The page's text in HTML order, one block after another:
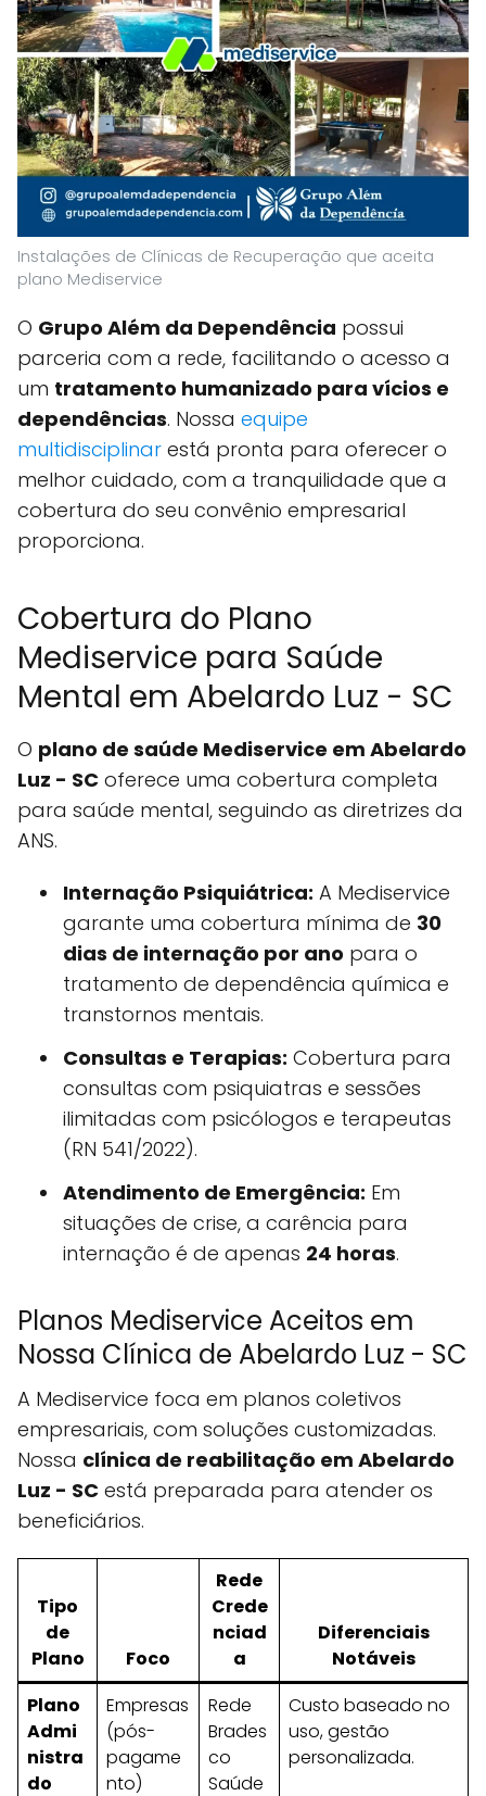
Instalações de Clínicas de Recuperação que aceita
plano Mediservice
O Grupo Além da Dependência possui
parceria com a rede, facilitando o acesso a
um tratamento humanizado para vícios e
dependências. Nossa equipe
multidisciplinar está pronta para oferecer o
melhor cuidado, com a tranquilidade que a
cobertura do seu convênio empresarial
proporciona.
Cobertura do Plano
Mediservice para Saúde
Mental em Abelardo Luz - SC
O plano de saúde Mediservice em Abelardo
Luz - SC oferece uma cobertura completa
para saúde mental, seguindo as diretrizes da
ANS.
Internação Psiquiátrica: A Mediservice
garante uma cobertura mínima de 30
dias de internação por ano para o
tratamento de dependência química e
transtornos mentais.
Consultas e Terapias: Cobertura para
consultas com psiquiatras e sessões
ilimitadas com psicólogos e terapeutas
(RN 541/2022).
Atendimento de Emergência: Em
situações de crise, a carência para
internação é de apenas 24 horas.
Planos Mediservice Aceitos em
Nossa Clínica de Abelardo Luz - SC
A Mediservice foca em planos coletivos
empresariais, com soluções customizadas.
Nossa clínica de reabilitação em Abelardo
Luz - SC está preparada para atender os
beneficiários.
Tipo
de
Plano
Foco
Rede
Crede
nciad
a
Diferenciais
Notáveis
Plano
Admi
nistra
do
Empresas
(pós-
pagame
nto)
Rede
Brades
co
Saúde
Custo baseado no
uso, gestão
personalizada.